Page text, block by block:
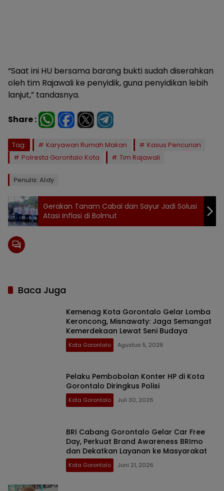
“Saat ini HU bersama barang bukti sudah diserahkan
oleh tim Rajawali ke penyidik, guna penyidikan lebih
lanjut,” tandasnya.
Share :
Tag: Karyawan Rumah Makan
Kasus Pencurian
Polresta Gorontalo Kota
Tim Rajawali
Penulis: Aldy
Gerakan Tanam Cabai dan Sayur Jadi Solusi
Atasi Inflasi di Bolmut
Baca Juga
Kemenag Kota Gorontalo Gelar Lomba
Keroncong, Misnawaty: Jaga Semangat
Kemerdekaan Lewat Seni Budaya
Kota Gorontalo Agustus 5, 2026
Pelaku Pembobolan Konter HP di Kota
Gorontalo Diringkus Polisi
Kota Gorontalo Juli 30, 2026
BRI Cabang Gorontalo Gelar Car Free
Day, Perkuat Brand Awareness BRImo
dan Dekatkan Layanan ke Masyarakat
Kota Gorontalo Juni 21, 2026